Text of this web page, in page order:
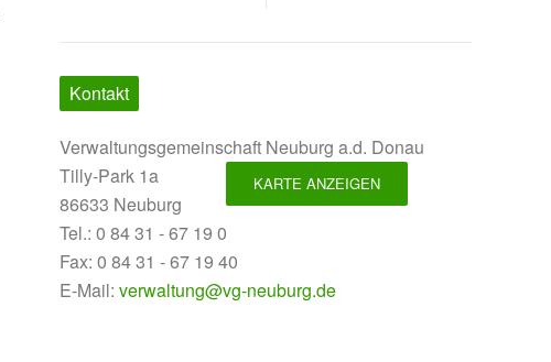
Kontakt
Verwaltungsgemeinschaft Neuburg a.d. Donau
Tilly-Park 1a
86633 Neuburg
KARTE ANZEIGEN
Tel.: 0 84 31 - 67 19 0
Fax: 0 84 31 - 67 19 40
E-Mail:verwaltung@vg-neuburg.de